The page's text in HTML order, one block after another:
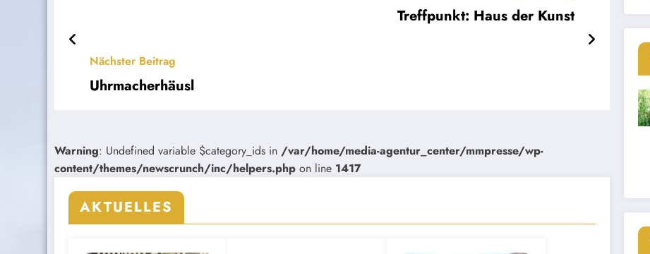
Treffpunkt: Haus der Kunst
Nächster Beitrag
Uhrmacherhäusl
Warning: Undefined variable $category_ids in /var/home/media-agentur_center/mmpresse/wp-
content/themes/newscrunch/inc/helpers.php on line 1417
AKTUELLES